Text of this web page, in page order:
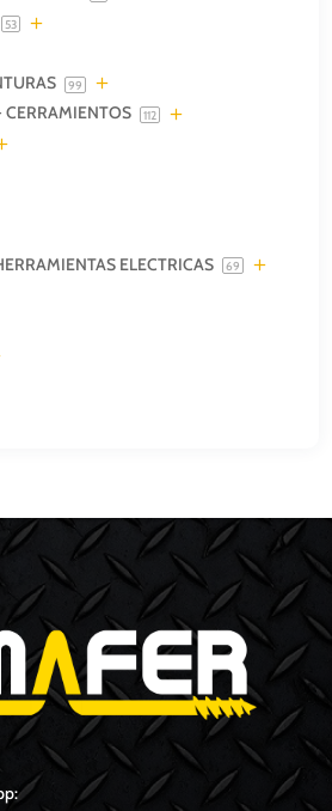
53
99
CERRAMIENTOS 112
ELECTRICAS 69